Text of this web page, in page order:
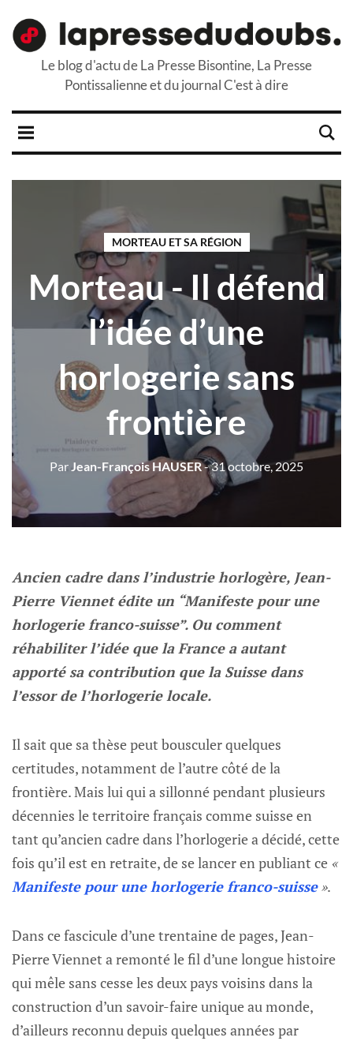
Le blog d'actu de La Presse Bisontine, La Presse
Pontissalienne et du journal C'est à dire
MORTEAU ET SA RÉGION
Morteau - Il défend
l’idée d’une
horlogerie sans
frontière
ParJean-François HAUSER- 31 octobre, 2025
Ancien cadre dans l’industrie horlogère, Jean-
Pierre Viennet édite un “Manifeste pour une
horlogerie franco-suisse”. Ou comment
réhabiliter l’idée que la France a autant
apporté sa contribution que la Suisse dans
l’essor de l’horlogerie locale.
Il sait que sa thèse peut bousculer quelques
certitudes, notamment de l’autre côté de la
frontière. Mais lui qui a sillonné pendant plusieurs
décennies le territoire français comme suisse en
tant qu’ancien cadre dans l’horlogerie a décidé, cette
fois qu’il est en retraite, de se lancer en publiant ce «
Manifeste pour une horlogerie franco-suisse».
Dans ce fascicule d’une trentaine de pages, Jean-
Pierre Viennet a remonté le fil d’une longue histoire
qui mêle sans cesse les deux pays voisins dans la
construction d’un savoir-faire unique au monde,
d’ailleurs reconnu depuis quelques années par